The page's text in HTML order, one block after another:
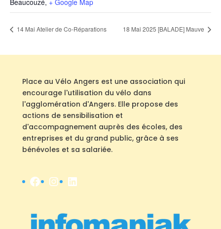
14 Mai Atelier de Co-Réparations 18 Mai 2025 [BALADE] Mauve
Place au Vélo Angers est une association qui
encourage l'utilisation du vélo dans
l'agglomération d'Angers. Elle propose des
actions de sensibilisation et
d'accompagnement auprès des écoles, des
entreprises et du grand public, grâce à ses
bénévoles et sa salariée.
Facebook
Instagram
LinkedIn